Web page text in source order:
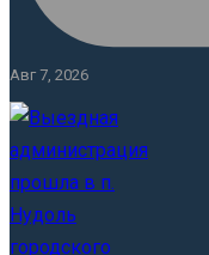
Авг 7, 2026